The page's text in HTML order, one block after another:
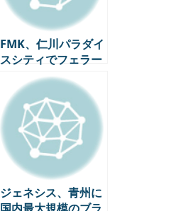
FMK、仁川パラダイ
スシティでフェラー
リブランド体験館を
盛大に開幕
ジェネシス、青州に